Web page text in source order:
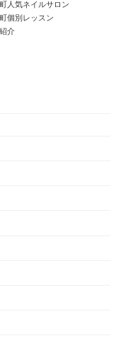
人気ネイルサロン
個別レッスン
介